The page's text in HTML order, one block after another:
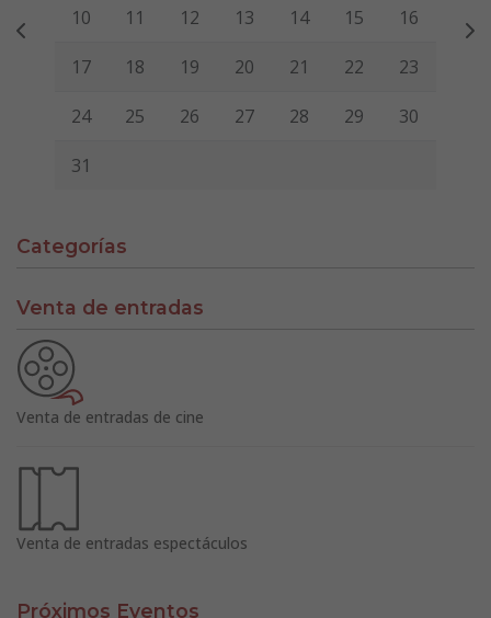
10 11 12 13 14 15 16
17 18 19 20 21 22 23
24 25 26 27 28 29 30
31
Categorías
Venta de entradas
Venta de entradas de cine
Venta de entradas espectáculos
Próximos Eventos